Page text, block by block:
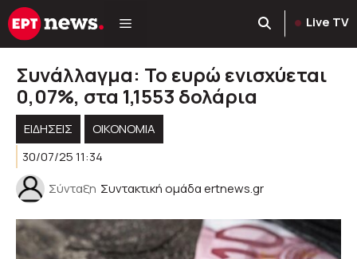
Μετάβαση
σε
Live TV
Συνάλλαγμα: Το ευρώ ενισχύεται
0,07%, στα 1,1553 δολάρια
ΕΙΔΗΣΕΙΣ
ΟΙΚΟΝΟΜΙΑ
30/07/25 11:34
Σύνταξη Συντακτική ομάδα ertnews.gr